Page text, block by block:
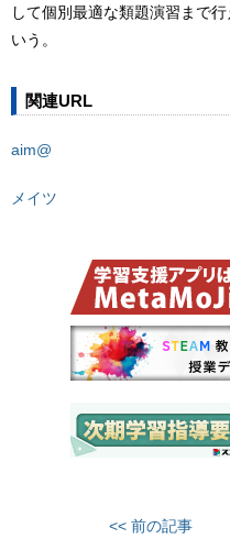
して個別最適な類題演習まで
いう。
関連URL
aim@
メイツ
<< 前の記事